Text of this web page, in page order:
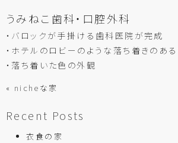
うみねこ歯科・口腔外科
・バロックが手掛ける歯科医院が完成
・ホテルのロビーのような落ち着きのあ
・落ち着いた色の外観
« nicheな家
Recent Posts
衣食の家